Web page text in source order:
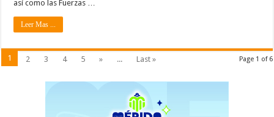
así como las Fuerzas …
Leer Mas ...
Page 1 of 6
1 2 3 4 5 » ... Last »